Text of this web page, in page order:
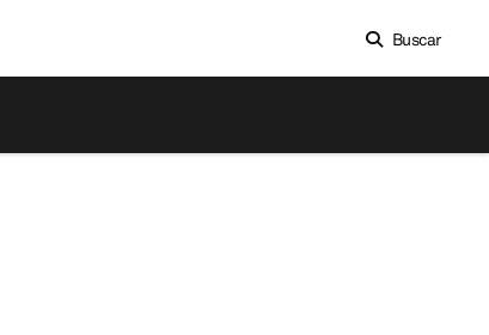
Buscar